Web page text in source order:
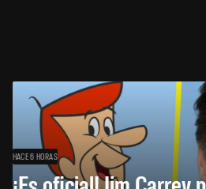
HACE 6 HORAS